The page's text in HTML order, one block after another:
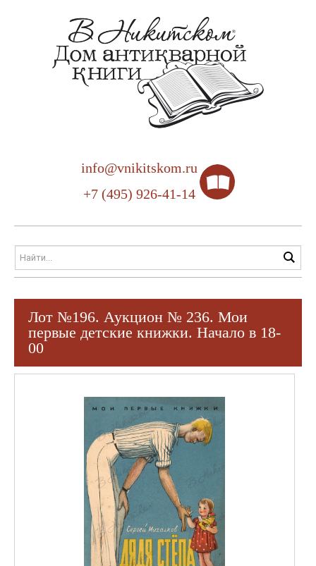
info@vnikitskom.ru
+7 (495) 926-41-14
Лот №196. Аукцион № 236. Мои
первые детские книжки. Начало в 18-
00